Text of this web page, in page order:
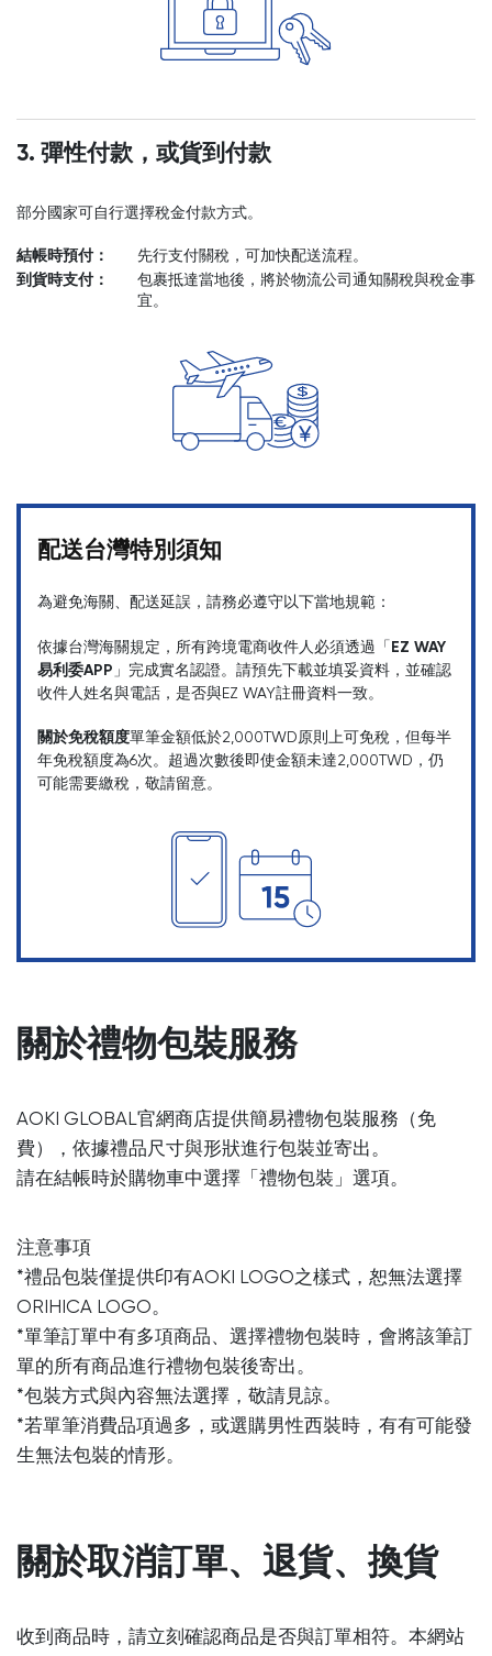
3. 彈性付款，或貨到付款
部分國家可自行選擇稅金付款方式。
結帳時預付：
先行支付關稅，可加快配送流程。
到貨時支付：
包裹抵達當地後，將於物流公司通知關稅與稅金事
宜。
配送台灣特別須知
為避免海關、配送延誤，請務必遵守以下當地規範：
依據台灣海關規定，所有跨境電商收件人必須透過「 EZ WAY
易利委APP 」完成實名認證。請預先下載並填妥資料，並確認
收件人姓名與電話，是否與EZ WAY註冊資料一致。
關於免稅額度單筆金額低於2,000TWD原則上可免稅，但每半
年免稅額度為6次。超過次數後即使金額未達2,000TWD，仍
可能需要繳稅，敬請留意。
關於禮物包裝服務
AOKI GLOBAL官網商店提供簡易禮物包裝服務（免
費），依據禮品尺寸與形狀進行包裝並寄出。
請在結帳時於購物車中選擇「禮物包裝」選項。
注意事項
*禮品包裝僅提供印有AOKI LOGO之樣式，恕無法選擇
ORIHICA LOGO。
*單筆訂單中有多項商品、選擇禮物包裝時，會將該筆訂
單的所有商品進行禮物包裝後寄出。
*包裝方式與內容無法選擇，敬請見諒。
*若單筆消費品項過多，或選購男性西裝時，有有可能發
生無法包裝的情形。
關於取消訂單、退貨、換貨
收到商品時，請立刻確認商品是否與訂單相符。本網站
您的購物車目前是空的。